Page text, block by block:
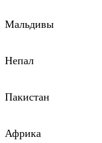
Мальдивы
Непал
Пакистан
Африка